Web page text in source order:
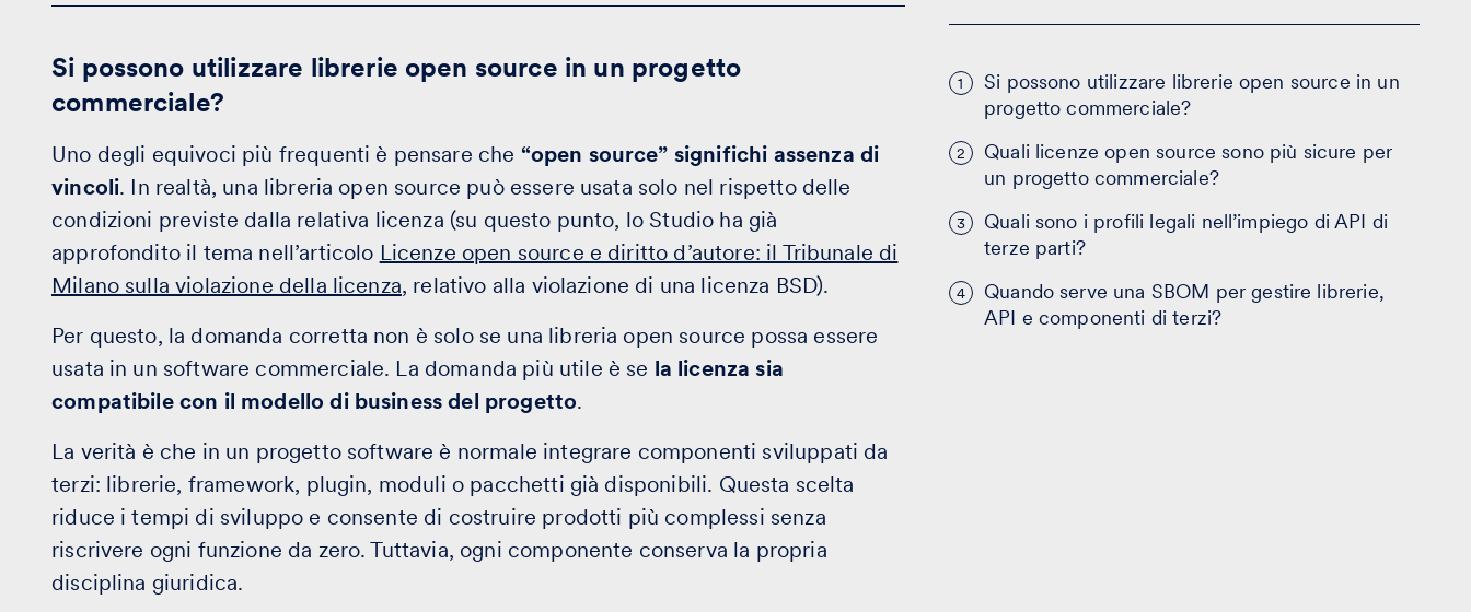
1
Si possono utilizzare librerie open source in un
progetto commerciale?
2
Quali licenze open source sono più sicure per
un progetto commerciale?
3
Quali sono i profili legali nell’impiego di API di
terze parti?
4
Quando serve una SBOM per gestire librerie,
API e componenti di terzi?
Si possono utilizzare librerie open source in un progetto
commerciale?
Uno degli equivoci più frequenti è pensare che “open source” significhi assenza di
vincoli. In realtà, una libreria open source può essere usata solo nel rispetto delle
condizioni previste dalla relativa licenza (su questo punto, lo Studio ha già
approfondito il tema nell’articolo Licenze open source e diritto d’autore: il Tribunale di
Milano sulla violazione della licenza, relativo alla violazione di una licenza BSD).
Per questo, la domanda corretta non è solo se una libreria open source possa essere
usata in un software commerciale. La domanda più utile è se la licenza sia
compatibile con il modello di business del progetto.
La verità è che in un progetto software è normale integrare componenti sviluppati da
terzi: librerie, framework, plugin, moduli o pacchetti già disponibili. Questa scelta
riduce i tempi di sviluppo e consente di costruire prodotti più complessi senza
riscrivere ogni funzione da zero. Tuttavia, ogni componente conserva la propria
disciplina giuridica.